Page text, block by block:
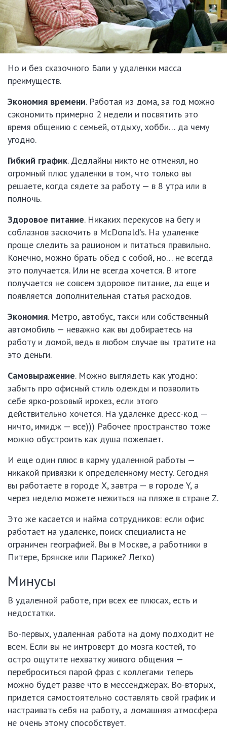
Но и без сказочного Бали у удаленки масса
преимуществ.
Экономия времени. Работая из дома, за год можно
сэкономить примерно 2 недели и посвятить это
время общению с семьей, отдыху, хобби… да чему
угодно.
Гибкий график. Дедлайны никто не отменял, но
огромный плюс удаленки в том, что только вы
решаете, когда сядете за работу — в 8 утра или в
полночь.
Здоровое питание. Никаких перекусов на бегу и
соблазнов заскочить в McDonald’s. На удаленке
проще следить за рационом и питаться правильно.
Конечно, можно брать обед с собой, но… не всегда
это получается. Или не всегда хочется. В итоге
получается не совсем здоровое питание, да еще и
появляется дополнительная статья расходов.
Экономия. Метро, автобус, такси или собственный
автомобиль — неважно как вы добираетесь на
работу и домой, ведь в любом случае вы тратите на
это деньги.
Самовыражение. Можно выглядеть как угодно:
забыть про офисный стиль одежды и позволить
себе ярко-розовый ирокез, если этого
действительно хочется. На удаленке дресс-код —
ничто, имидж — все))) Рабочее пространство тоже
можно обустроить как душа пожелает.
И еще один плюс в карму удаленной работы —
никакой привязки к определенному месту. Сегодня
вы работаете в городе X, завтра — в городе Y, а
через неделю можете нежиться на пляже в стране Z.
Это же касается и найма сотрудников: если офис
работает на удаленке, поиск специалиста не
ограничен географией. Вы в Москве, а работники в
Питере, Брянске или Париже? Легко)
Минусы
В удаленной работе, при всех ее плюсах, есть и
недостатки.
Во-первых, удаленная работа на дому подходит не
всем. Если вы не интроверт до мозга костей, то
остро ощутите нехватку живого общения —
переброситься парой фраз с коллегами теперь
можно будет разве что в мессенджерах. Во-вторых,
придется самостоятельно составлять свой график и
настраивать себя на работу, а домашняя атмосфера
не очень этому способствует.